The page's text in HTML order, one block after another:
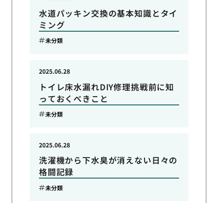
水道パッキン交換の基本知識とタイ
ミング
未分類
トイレ床水漏れDIY修理挑戦前に知
っておくべきこと
2025.06.28
未分類
洗濯機から下水臭が消えない日々の
格闘記録
2025.06.28
未分類